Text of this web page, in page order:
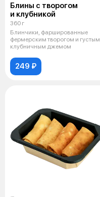
Блины с творогом
и клубникой
360 г
Блинчики, фаршированные
фермерским творогом и густым
клубничным джемом
249 ₽